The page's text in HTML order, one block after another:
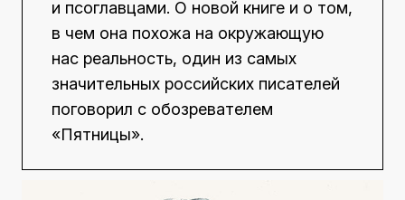
и псоглавцами. О новой книге и о том,
в чем она похожа на окружающую
нас реальность, один из самых
значительных российских писателей
поговорил с обозревателем
«Пятницы».